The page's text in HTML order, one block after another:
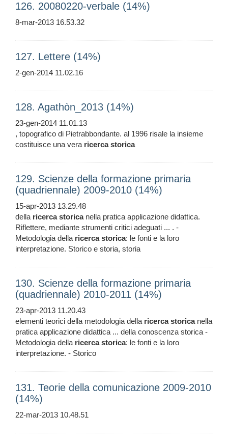
126. 20080220-verbale (14%)
8-mar-2013 16.53.32
127. Lettere (14%)
2-gen-2014 11.02.16
128. Agathòn_2013 (14%)
23-gen-2014 11.01.13
, topografico di Pietrabbondante. al 1996 risale la insieme
costituisce una vera ricerca storica
129. Scienze della formazione primaria
(quadriennale) 2009-2010 (14%)
15-apr-2013 13.29.48
della ricerca storicanella pratica applicazione didattica.
Riflettere, mediante strumenti critici adeguati ... . -
Metodologia della ricerca storica: le fonti e la loro
interpretazione. Storico e storia, storia
130. Scienze della formazione primaria
(quadriennale) 2010-2011 (14%)
23-apr-2013 11.20.43
elementi teorici della metodologia della ricerca storicanella
pratica applicazione didattica ... della conoscenza storica -
Metodologia della ricerca storica: le fonti e la loro
interpretazione. - Storico
131. Teorie della comunicazione 2009-2010
(14%)
22-mar-2013 10.48.51